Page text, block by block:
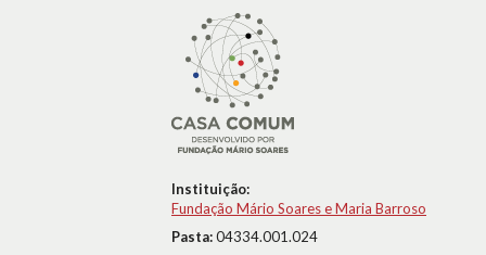
Instituição:
Fundação Mário Soares e Maria Barroso
Pasta:04334.001.024